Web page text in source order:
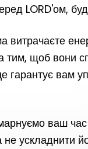
LORD'ом,
витрачаєте
щоб вони
гарантує вам
ваш час
ускладнити